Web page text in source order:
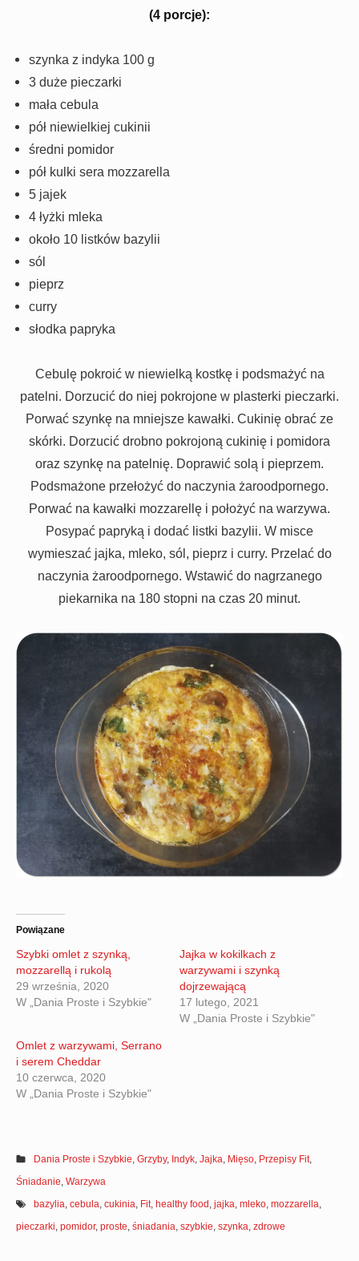
(4 porcje):
szynka z indyka 100 g
3 duże pieczarki
mała cebula
pół niewielkiej cukinii
średni pomidor
pół kulki sera mozzarella
5 jajek
4 łyżki mleka
około 10 listków bazylii
sól
pieprz
curry
słodka papryka
Cebulę pokroić w niewielką kostkę i podsmażyć na
patelni. Dorzucić do niej pokrojone w plasterki pieczarki.
Porwać szynkę na mniejsze kawałki. Cukinię obrać ze
skórki. Dorzucić drobno pokrojoną cukinię i pomidora
oraz szynkę na patelnię. Doprawić solą i pieprzem.
Podsmażone przełożyć do naczynia żaroodpornego.
Porwać na kawałki mozzarellę i położyć na warzywa.
Posypać papryką i dodać listki bazylii. W misce
wymieszać jajka, mleko, sól, pieprz i curry. Przelać do
naczynia żaroodpornego. Wstawić do nagrzanego
piekarnika na 180 stopni na czas 20 minut.
Powiązane
Szybki omlet z szynką,
mozzarellą i rukolą
29 września, 2020
W „Dania Proste i Szybkie"
Jajka w kokilkach z
warzywami i szynką
dojrzewającą
17 lutego, 2021
W „Dania Proste i Szybkie"
Omlet z warzywami, Serrano
i serem Cheddar
10 czerwca, 2020
W „Dania Proste i Szybkie"
Dania Proste i Szybkie,Grzyby, Indyk,Jajka, Mięso, Przepisy Fit,
Śniadanie, Warzywa
bazylia,cebula,cukinia, Fit, healthy food ,jajka,mleko,mozzarella,
pieczarki, pomidor, proste, śniadania, szybkie, szynka, zdrowe